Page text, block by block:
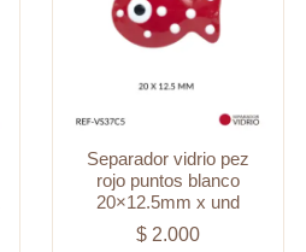
Separador vidrio pez
rojo puntos blanco
20×12.5mm x und
$ 2.000